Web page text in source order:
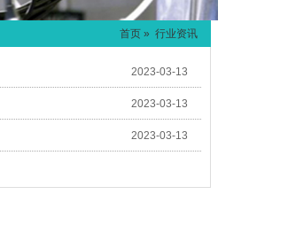
首页 » 行业资讯
2023-03-13
2023-03-13
2023-03-13